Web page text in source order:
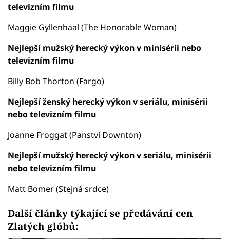
televizním filmu
Maggie Gyllenhaal (The Honorable Woman)
Nejlepší mužský herecký výkon v minisérii nebo
televizním filmu
Billy Bob Thorton (Fargo)
Nejlepší ženský herecký výkon v seriálu, minisérii
nebo televizním filmu
Joanne Froggat (Panství Downton)
Nejlepší mužský herecký výkon v seriálu, minisérii
nebo televizním filmu
Matt Bomer (Stejná srdce)
Další články týkající se předávání cen
Zlatých glóbů: